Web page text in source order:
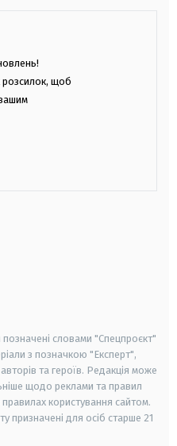
розсилок, щоб
позначені словами "Спецпроєкт"
з позначкою "Експерт",
та героїв. Редакція може
щодо реклами та правил
користування сайтом.
призначені для осіб старше 21